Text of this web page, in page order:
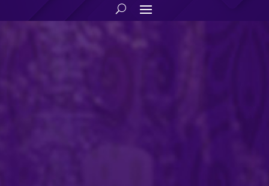
“La Legión” entrega la Capilla